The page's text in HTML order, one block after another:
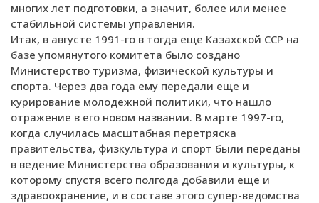
многих лет подготовки, а значит, более или менее
стабильной системы управления.
Итак, в августе 1991-го в тогда еще Казахской ССР на
базе упомянутого комитета было создано
Министерство туризма, физической культуры и
спорта. Через два года ему передали еще и
курирование молодежной политики, что нашло
отражение в его новом названии. В марте 1997-го,
когда случилась масштабная перетряска
правительства, физкультура и спорт были переданы
в ведение Министерства образования и культуры, к
которому спустя всего полгода добавили еще и
здравоохранение, и в составе этого супер-ведомства